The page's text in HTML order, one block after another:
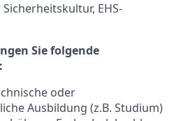
EHS-
Sie folgende
oder
Ausbildung (z.B. Studium)